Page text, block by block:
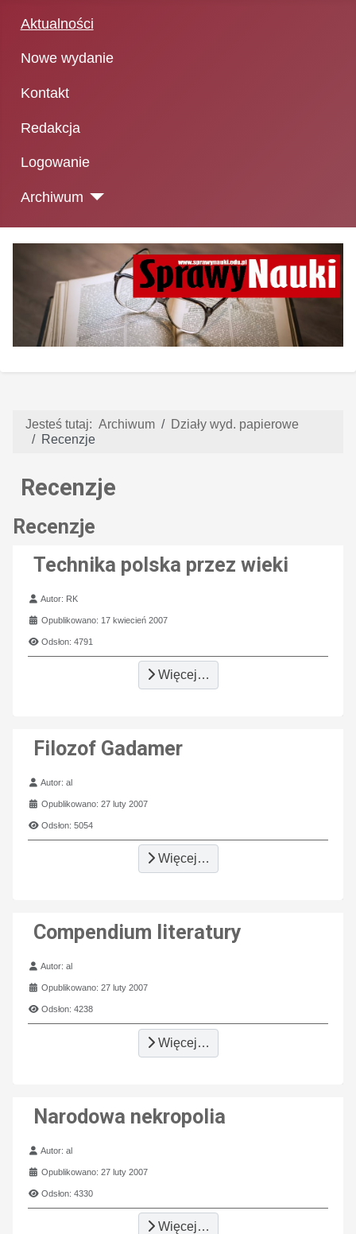
Aktualności
Nowe wydanie
Kontakt
Redakcja
Logowanie
Archiwum
Jesteś tutaj: Archiwum
Działy wyd. papierowe
Recenzje
Recenzje
Recenzje
Technika polska przez wieki
Szczegóły
Autor: RK
Opublikowano: 17 kwiecień 2007
Odsłon: 4791
Więcej…
Filozof Gadamer
Szczegóły
Autor:al
Opublikowano: 27 luty 2007
Odsłon: 5054
Więcej…
Compendium literatury
Szczegóły
Autor:al
Opublikowano: 27 luty 2007
Odsłon: 4238
Więcej…
Narodowa nekropolia
Szczegóły
Autor:al
Opublikowano: 27 luty 2007
Odsłon: 4330
Więcej…